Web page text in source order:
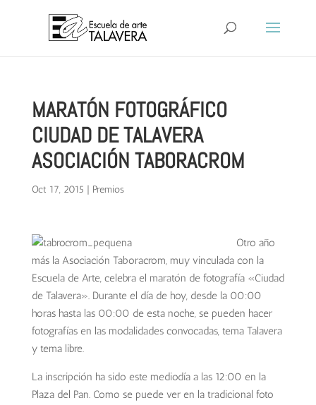
MARATÓN FOTOGRÁFICO
CIUDAD DE TALAVERA
ASOCIACIÓN TABORACROM
Oct 17, 2015 | Premios
Otro año
más la Asociación Taboracrom, muy vinculada con la
Escuela de Arte, celebra el maratón de fotografía «Ciudad
de Talavera».Durante el día de hoy, desde la 00:00
horas hasta las 00:00 de esta noche, se pueden hacer
fotografías en las modalidades convocadas, tema Talavera
y tema libre.
La inscripción ha sido este mediodía a las 12:00 en la
Plaza del Pan. Como se puede ver en la tradicional foto